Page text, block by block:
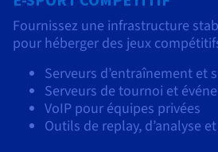
Fournissez une infrastructure
pour héberger des jeux
Serveurs d’entraînement et
Serveurs de tournoi et
VoIP pour équipes privées
Outils de replay, d’analyse